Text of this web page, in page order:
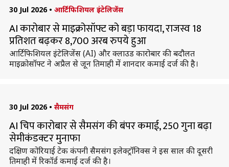
30 Jul 2026 • आर्टिफिशियल इंटेलिजेंस
AI कारोबार से माइक्रोसॉफ्ट को बड़ा फायदा, राजस्व 18
प्रतिशत बढ़कर 8,700 अरब रुपये हुआ
आर्टिफिशियल इंटेलिजेंस (AI) और क्लाउड कारोबार की बदौलत
माइक्रोसॉफ्ट ने अप्रैल से जून तिमाही में शानदार कमाई दर्ज की है।
30 Jul 2026 • सैमसंग
AI चिप कारोबार से सैमसंग की बंपर कमाई, 250 गुना बढ़ा
सेमीकंडक्टर मुनाफा
दक्षिण कोरियाई टेक कंपनी सैमसंग इलेक्ट्रॉनिक्स ने इस साल की दूसरी
तिमाही में रिकॉर्ड कमाई दर्ज की है।